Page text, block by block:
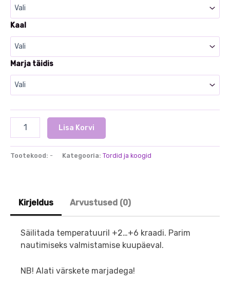
Kaal
Marja täidis
kogus
Lisa Korvi
Tootekood: - Kategooria: Tordid ja koogid
Kirjeldus Arvustused (0)
Säilitada temperatuuril +2…+6 kraadi. Parim
nautimiseks valmistamise kuupäeval.
NB! Alati värskete marjadega!